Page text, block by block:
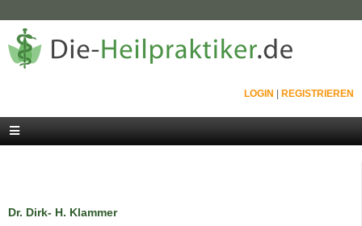
LOGIN REGISTRIEREN
Dr. Dirk- H. Klammer